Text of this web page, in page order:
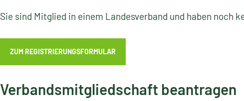
Sie sind Mitglied in einem Landesverband und haben noch
ZUM REGISTRIERUNGSFORMULAR
Verbandsmitgliedschaft beantragen